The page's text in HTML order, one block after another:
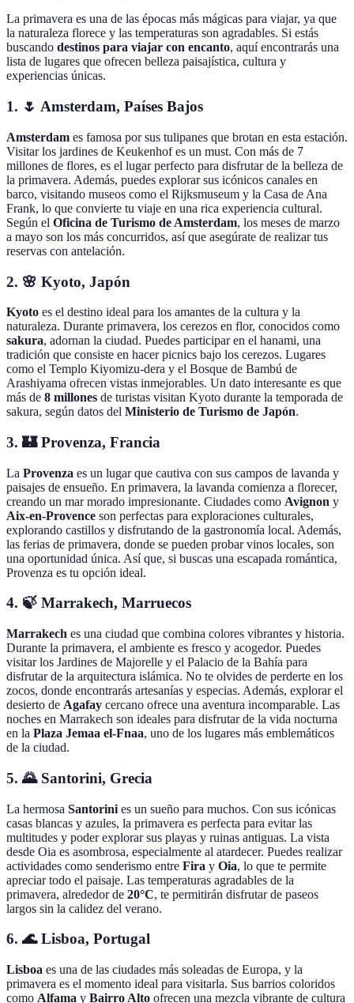
La primavera es una de las épocas más mágicas para viajar, ya que
la naturaleza florece y las temperaturas son agradables. Si estás
buscando destinos para viajar con encanto, aquí encontrarás una
lista de lugares que ofrecen belleza paisajística, cultura y
experiencias únicas.
1. 🌷 Amsterdam, Países Bajos
Amsterdam es famosa por sus tulipanes que brotan en esta estación.
Visitar los jardines de Keukenhof es un must. Con más de 7
millones de flores, es el lugar perfecto para disfrutar de la belleza de
la primavera. Además, puedes explorar sus icónicos canales en
barco, visitando museos como el Rijksmuseum y la Casa de Ana
Frank, lo que convierte tu viaje en una rica experiencia cultural.
Según el Oficina de Turismo de Amsterdam, los meses de marzo
a mayo son los más concurridos, así que asegúrate de realizar tus
reservas con antelación.
2. 🌸 Kyoto, Japón
Kyoto es el destino ideal para los amantes de la cultura y la
naturaleza. Durante primavera, los cerezos en flor, conocidos como
sakura, adornan la ciudad. Puedes participar en el hanami, una
tradición que consiste en hacer picnics bajo los cerezos. Lugares
como el Templo Kiyomizu-dera y el Bosque de Bambú de
Arashiyama ofrecen vistas inmejorables. Un dato interesante es que
más de 8 millones de turistas visitan Kyoto durante la temporada de
sakura, según datos del Ministerio de Turismo de Japón.
3. 🏰 Provenza, Francia
La Provenza es un lugar que cautiva con sus campos de lavanda y
paisajes de ensueño. En primavera, la lavanda comienza a florecer,
creando un mar morado impresionante. Ciudades como Avignon y
Aix-en-Provence son perfectas para exploraciones culturales,
explorando castillos y disfrutando de la gastronomía local. Además,
las ferias de primavera, donde se pueden probar vinos locales, son
una oportunidad única. Así que, si buscas una escapada romántica,
Provenza es tu opción ideal.
4. 🍃 Marrakech, Marruecos
Marrakech es una ciudad que combina colores vibrantes y historia.
Durante la primavera, el ambiente es fresco y acogedor. Puedes
visitar los Jardines de Majorelle y el Palacio de la Bahía para
disfrutar de la arquitectura islámica. No te olvides de perderte en los
zocos, donde encontrarás artesanías y especias. Además, explorar el
desierto de Agafay cercano ofrece una aventura incomparable. Las
noches en Marrakech son ideales para disfrutar de la vida nocturna
en la Plaza Jemaa el-Fnaa, uno de los lugares más emblemáticos
de la ciudad.
5. 🌄 Santorini, Grecia
La hermosa Santorini es un sueño para muchos. Con sus icónicas
casas blancas y azules, la primavera es perfecta para evitar las
multitudes y poder explorar sus playas y ruinas antiguas. La vista
desde Oia es asombrosa, especialmente al atardecer. Puedes realizar
actividades como senderismo entre Fira y Oia, lo que te permite
apreciar todo el paisaje. Las temperaturas agradables de la
primavera, alrededor de 20°C, te permitirán disfrutar de paseos
largos sin la calidez del verano.
6. 🌊 Lisboa, Portugal
Lisboa es una de las ciudades más soleadas de Europa, y la
primavera es el momento ideal para visitarla. Sus barrios coloridos
como Alfama y Bairro Alto ofrecen una mezcla vibrante de cultura